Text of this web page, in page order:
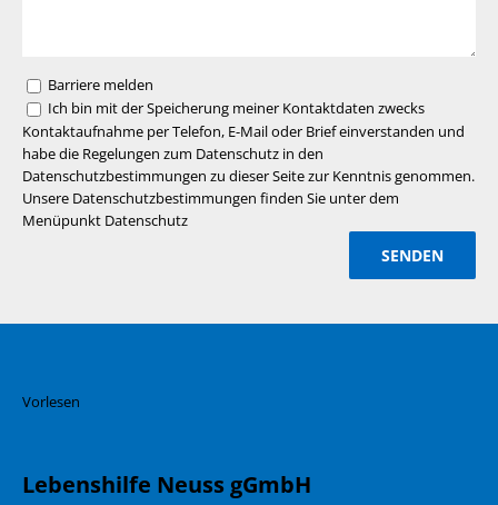
Barriere melden
Ich bin mit der Speicherung meiner Kontaktdaten zwecks
Kontaktaufnahme per Telefon, E-Mail oder Brief einverstanden und
habe die Regelungen zum Datenschutz in den
Datenschutzbestimmungen zu dieser Seite zur Kenntnis genommen.
Unsere Datenschutzbestimmungen finden Sie unter dem
Menüpunkt Datenschutz
Vorlesen
Lebenshilfe Neuss gGmbH